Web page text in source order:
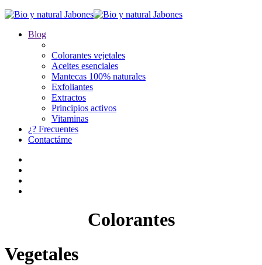
Blog
Colorantes vejetales
Aceites esenciales
Mantecas 100% naturales
Exfoliantes
Extractos
Principios activos
Vitaminas
¿? Frecuentes
Contactáme
Colorantes
Vegetales